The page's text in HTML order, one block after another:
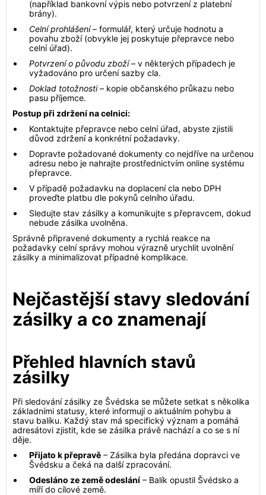
(například bankovní výpis nebo potvrzení z platební
brány).
Celní prohlášení– formulář, který určuje hodnotu a
povahu zboží (obvykle jej poskytuje přepravce nebo
celní úřad).
Potvrzení o původu zboží– v některých případech je
vyžadováno pro určení sazby cla.
Doklad totožnosti– kopie občanského průkazu nebo
pasu příjemce.
Postup při zdržení na celnici:
Kontaktujte přepravce nebo celní úřad, abyste zjistili
důvod zdržení a konkrétní požadavky.
Dopravte požadované dokumenty co nejdříve na určenou
adresu nebo je nahrajte prostřednictvím online systému
přepravce.
V případě požadavku na doplacení cla nebo DPH
proveďte platbu dle pokynů celního úřadu.
Sledujte stav zásilky a komunikujte s přepravcem, dokud
nebude zásilka uvolněna.
Správně připravené dokumenty a rychlá reakce na
požadavky celní správy mohou výrazně urychlit uvolnění
zásilky a minimalizovat případné komplikace.
Nejčastější stavy sledování
zásilky a co znamenají
Přehled hlavních stavů
zásilky
Při sledování zásilky ze Švédska se můžete setkat s několika
základními statusy, které informují o aktuálním pohybu a
stavu balíku. Každý stav má specifický význam a pomáhá
adresátovi zjistit, kde se zásilka právě nachází a co se s ní
děje.
Přijato k přepravě – Zásilka byla předána dopravci ve
Švédsku a čeká na další zpracování.
Odesláno ze země odeslání – Balík opustil Švédsko a
míří do cílové země.